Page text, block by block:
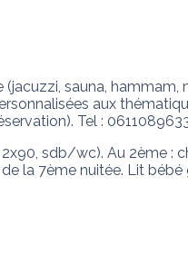
sauna, hammam,
aux
Tel :
sdb/wc). Au 2ème :
la 7ème nuitée. Lit